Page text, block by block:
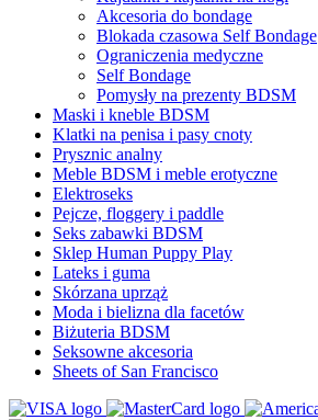
Akcesoria do bondage
Blokada czasowa Self Bondage
Ograniczenia medyczne
Self Bondage
Pomysły na prezenty BDSM
Maski i kneble BDSM
Klatki na penisa i pasy cnoty
Prysznic analny
Meble BDSM i meble erotyczne
Elektroseks
Pejcze, floggery i paddle
Seks zabawki BDSM
Sklep Human Puppy Play
Lateks i guma
Skórzana uprząż
Moda i bielizna dla facetów
Biżuteria BDSM
Seksowne akcesoria
Sheets of San Francisco